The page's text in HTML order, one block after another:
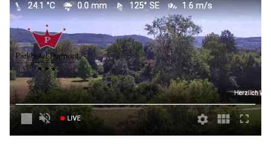
24.1 °C 0.0 mm 125° SE 1.6 m/s
Herzlich Willkommen im
LIVE